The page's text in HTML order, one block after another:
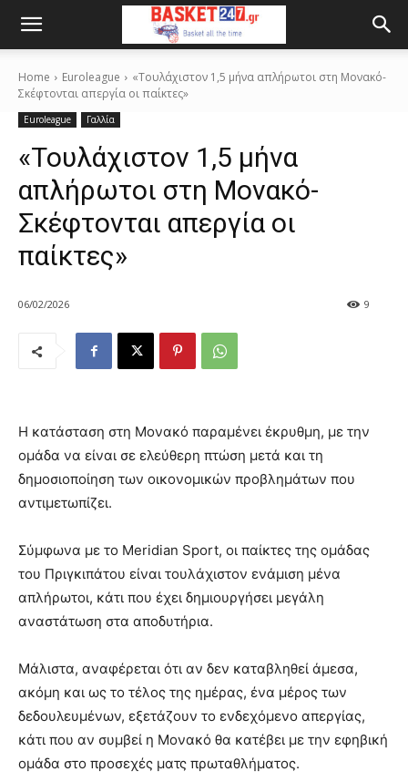
Home Euroleague
«Τουλάχιστον 1,5 μήνα απλήρωτοι στη Μονακό-
Σκέφτονται απεργία οι παίκτες»
Euroleague Γαλλία
«Τουλάχιστον 1,5 μήνα
απλήρωτοι στη Μονακό-
Σκέφτονται απεργία οι
παίκτες»
06/02/2026 9
Η κατάσταση στη Μονακό παραμένει έκρυθμη, με την
ομάδα να είναι σε ελεύθερη πτώση μετά και τη
δημοσιοποίηση των οικονομικών προβλημάτων που
αντιμετωπίζει.
Σύμφωνα με το Meridian Sport, οι παίκτες της ομάδας
του Πριγκιπάτου είναι τουλάχιστον ενάμιση μένα
απλήρωτοι, κάτι που έχει δημιουργήσει μεγάλη
αναστάτωση στα αποδυτήρια.
Μάλιστα, αναφέρεται ότι αν δεν καταβληθεί άμεσα,
ακόμη και ως το τέλος της ημέρας, ένα μέρος των
δεδουλευμένων, εξετάζουν το ενδεχόμενο απεργίας,
κάτι που αν συμβεί η Μονακό θα κατέβει με την εφηβική
ομάδα στο προσεχές ματς πρωταθλήματος.